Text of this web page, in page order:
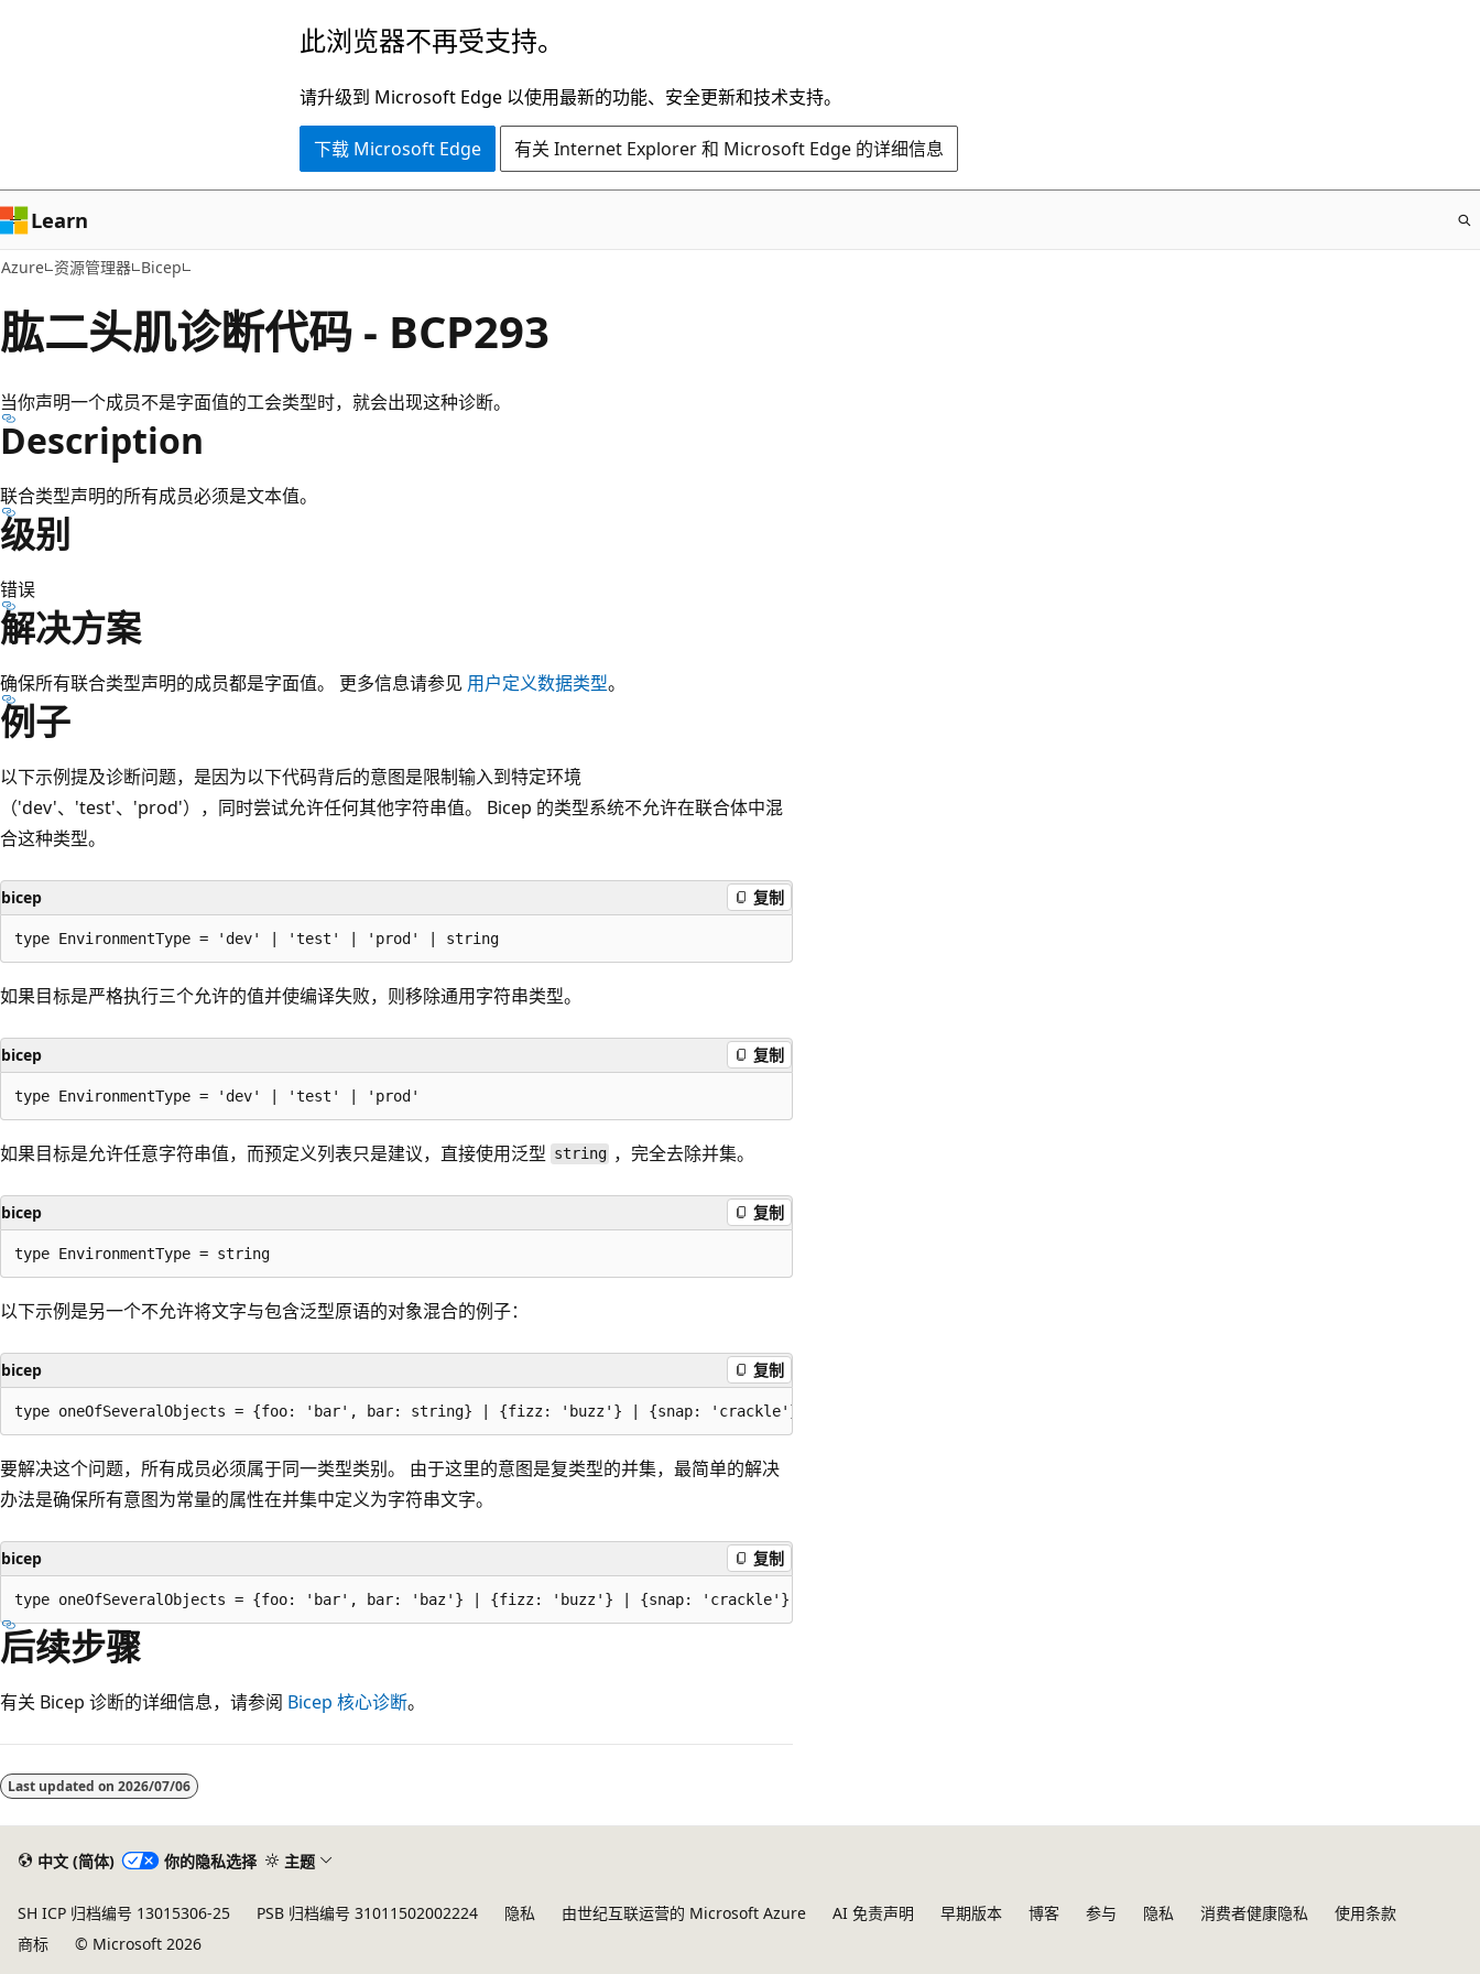
容
此浏览器不再受支持。
请升级到 Microsoft Edge 以使用最新的功能、安全更新和技术支持。
下载 Microsoft Edge 有关 Internet Explorer 和 Microsoft Edge 的详细信息
Learn
Azure 资源管理器 Bicep
肱二头肌诊断代码 - BCP293
当你声明一个成员不是字面值的工会类型时，就会出现这种诊断。
Description
联合类型声明的所有成员必须是文本值。
级别
错误
解决方案
确保所有联合类型声明的成员都是字面值。 更多信息请参见 用户定义数据类型。
例子
以下示例提及诊断问题，是因为以下代码背后的意图是限制输入到特定环境
（'dev'、'test'、'prod'），同时尝试允许任何其他字符串值。 Bicep 的类型系统不允许在联合体中混
合这种类型。
bicep 复制
如果目标是严格执行三个允许的值并使编译失败，则移除通用字符串类型。
bicep 复制
如果目标是允许任意字符串值，而预定义列表只是建议，直接使用泛型 string ，完全去除并集。
bicep 复制
以下示例是另一个不允许将文字与包含泛型原语的对象混合的例子：
bicep 复制
要解决这个问题，所有成员必须属于同一类型类别。 由于这里的意图是复类型的并集，最简单的解决
办法是确保所有意图为常量的属性在并集中定义为字符串文字。
bicep 复制
后续步骤
有关 Bicep 诊断的详细信息，请参阅 Bicep 核心诊断。
模
式
Last updated on 2026/07/06
中文 (简体) 你的隐私选择 主题
SH ICP 归档编号 13015306-25 PSB 归档编号 31011502002224 隐私 由世纪互联运营的 Microsoft Azure AI 免责声明 早期版本 博客 参与 隐私 消费者健康隐私
使用条款
商标
© Microsoft 2026